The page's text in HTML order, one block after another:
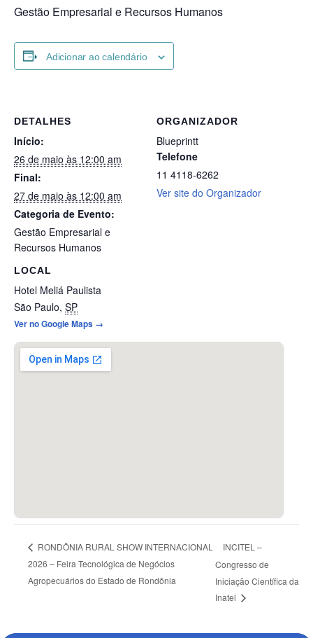
Gestão Empresarial e Recursos Humanos
Adicionar ao calendário
DETALHES
Início:
26 de maio às 12:00 am
Final:
27 de maio às 12:00 am
Categoria de Evento:
Gestão Empresarial e
Recursos Humanos
LOCAL
Hotel Meliá Paulista
São Paulo, SP
Ver no Google Maps →
ORGANIZADOR
Blueprintt
Telefone
11 4118-6262
Ver site do Organizador
RONDÔNIA RURAL SHOW INTERNACIONAL
2026 – Feira Tecnológica de Negócios
Agropecuários do Estado de Rondônia
INCITEL –
Congresso de
Iniciação Científica da
Inatel